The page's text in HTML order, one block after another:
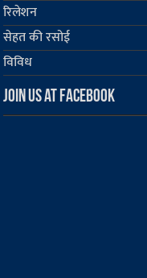
रिलेशन
सेहत की रसोई
विविध
Join us at Facebook